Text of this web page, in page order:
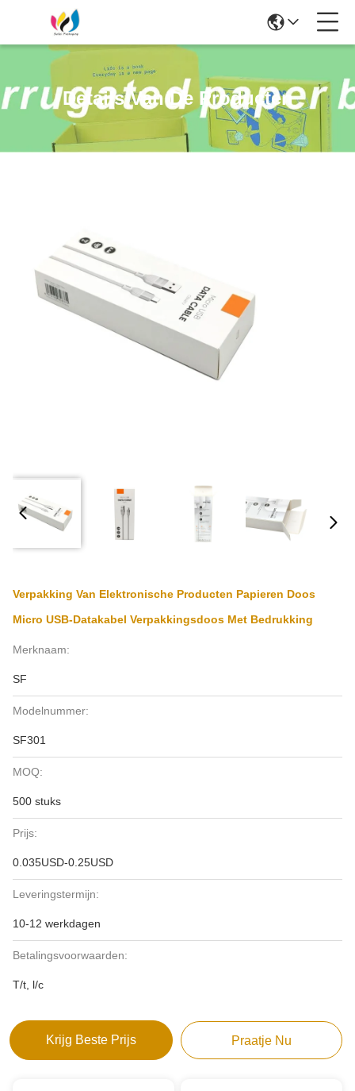
Details Van De Producten
Verpakking Van Elektronische Producten Papieren Doos
Micro USB-Datakabel Verpakkingsdoos Met Bedrukking
Merknaam:
SF
Modelnummer:
SF301
MOQ:
500 stuks
Prijs:
0.035USD-0.25USD
Leveringstermijn:
10-12 werkdagen
Betalingsvoorwaarden:
T/t, l/c
Krijg Beste Prijs Praatje Nu